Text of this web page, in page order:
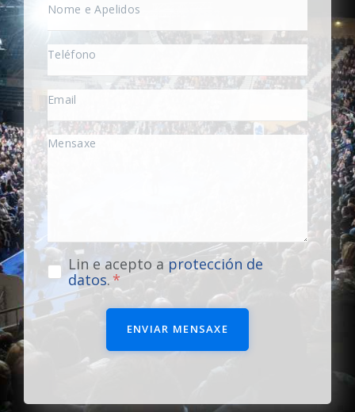
Lin e acepto a protección de
datos.
ENVIAR MENSAXE